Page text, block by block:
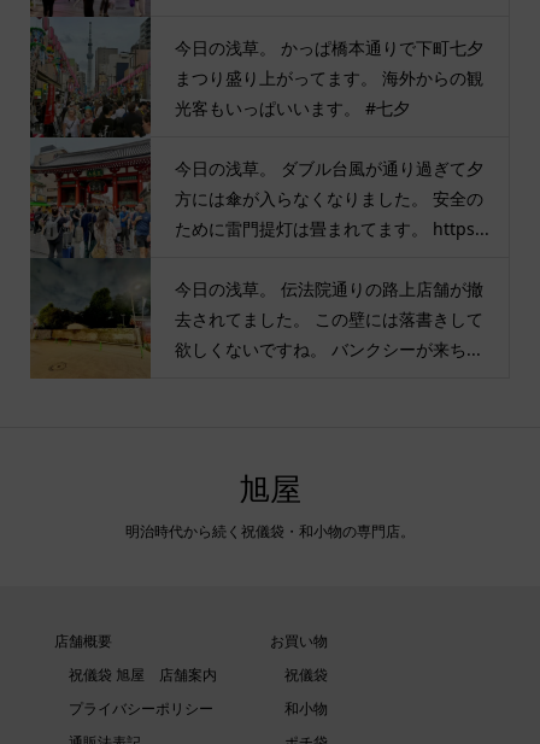
今日の浅草。 かっぱ橋本通りで下町七夕
まつり盛り上がってます。 海外からの観
光客もいっぱいいます。 #七夕
今日の浅草。 ダブル台風が通り過ぎて夕
方には傘が入らなくなりました。 安全の
ために雷門提灯は畳まれてます。 https...
今日の浅草。 伝法院通りの路上店舗が撤
去されてました。 この壁には落書きして
欲しくないですね。 バンクシーが来ち...
旭屋
明治時代から続く祝儀袋・和小物の専門店。
店舗概要
祝儀袋 旭屋 店舗案内
プライバシーポリシー
お買い物
祝儀袋
和小物